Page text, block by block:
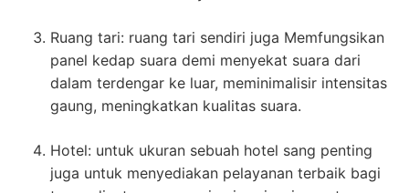
Ruang tari: ruang tari sendiri juga Memfungsikan
panel kedap suara demi menyekat suara dari
dalam terdengar ke luar, meminimalisir intensitas
gaung, meningkatkan kualitas suara.
Hotel: untuk ukuran sebuah hotel sang penting
juga untuk menyediakan pelayanan terbaik bagi